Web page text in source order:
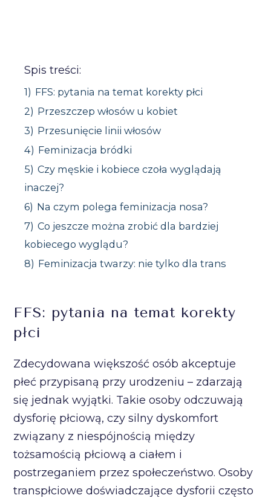
Spis treści:
1) FFS: pytania na temat korekty płci
2) Przeszczep włosów u kobiet
3) Przesunięcie linii włosów
4) Feminizacja bródki
5) Czy męskie i kobiece czoła wyglądają
inaczej?
6) Na czym polega feminizacja nosa?
7) Co jeszcze można zrobić dla bardziej
kobiecego wyglądu?
8) Feminizacja twarzy: nie tylko dla trans
FFS: pytania na temat korekty
płci
Zdecydowana większość osób akceptuje
płeć przypisaną przy urodzeniu – zdarzają
się jednak wyjątki. Takie osoby odczuwają
dysforię płciową, czy silny dyskomfort
związany z niespójnością między
tożsamością płciową a ciałem i
postrzeganiem przez społeczeństwo. Osoby
transpłciowe doświadczające dysforii często